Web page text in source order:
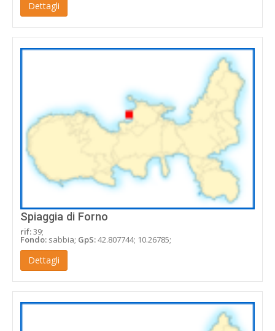
Dettagli
Spiaggia di Forno
rif:39;
Fondo: sabbia; GpS:42.807744; 10.26785;
Dettagli